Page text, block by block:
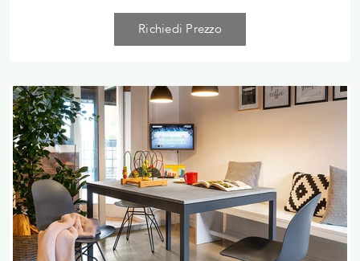
Richiedi Prezzo